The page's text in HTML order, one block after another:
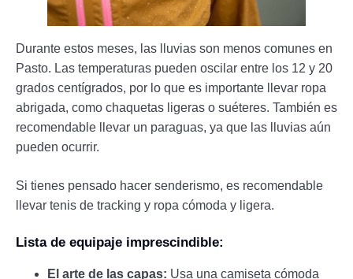
Durante estos meses, las lluvias son menos comunes en
Pasto. Las temperaturas pueden oscilar entre los 12 y 20
grados centígrados, por lo que es importante llevar ropa
abrigada, como chaquetas ligeras o suéteres. También es
recomendable llevar un paraguas, ya que las lluvias aún
pueden ocurrir.
Si tienes pensado hacer senderismo, es recomendable
llevar tenis de tracking y ropa cómoda y ligera.
Lista de equipaje imprescindible:
El arte de las capas: Usa una camiseta cómoda